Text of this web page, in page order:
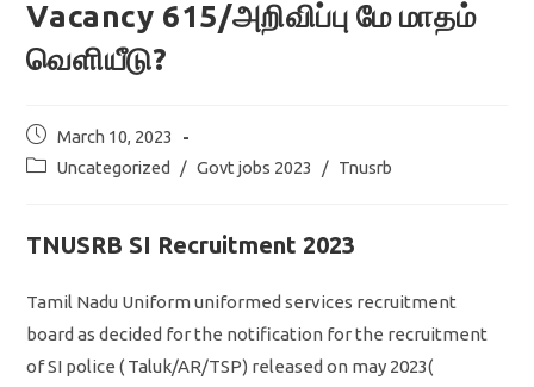
Vacancy 615/அறிவிப்பு மே மாதம்
வெளியீடு?
Post
published:
March 10, 2023
PostUncategorized / Govt jobs 2023 / Tnusrb
TNUSRB SI Recruitment 2023
Tamil Nadu Uniform uniformed services recruitment
board as decided for the notification for the recruitment
of SI police ( Taluk/AR/TSP) released on may 2023(